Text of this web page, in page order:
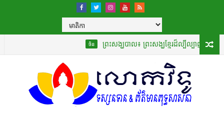
ព្រះសង្ឃបាល៖ ព្រះសង្ឃខ្មែរដ៏ល្បីល្បាញបំផុតដែលបា